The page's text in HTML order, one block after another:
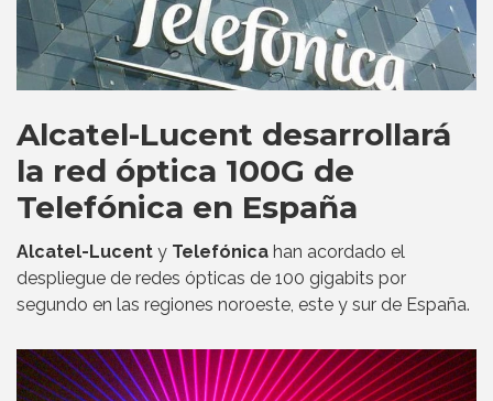
Alcatel-Lucent desarrollará
la red óptica 100G de
Telefónica en España
Alcatel-Lucent y Telefónica han acordado el
despliegue de redes ópticas de 100 gigabits por
segundo en las regiones noroeste, este y sur de España.